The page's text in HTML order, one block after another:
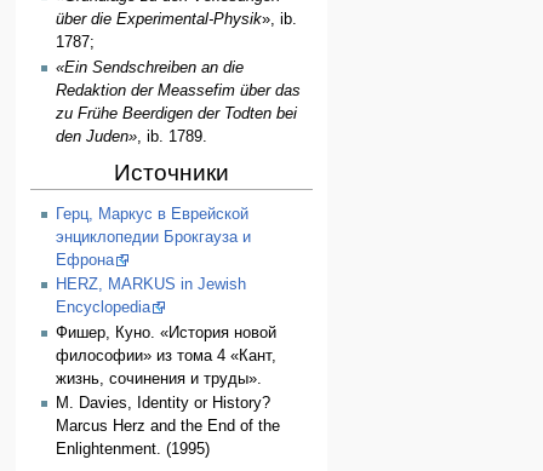
über die Experimental-Physik», ib.
1787;
«Ein Sendschreiben an die
Redaktion der Meassefim über das
zu Frühe Beerdigen der Todten bei
den Juden», ib. 1789.
Источники
Герц, Маркус в Еврейской
энциклопедии Брокгауза и
Ефрона
HERZ, MARKUS in Jewish
Encyclopedia
Фишер, Куно. «История новой
философии» из тома 4 «Кант,
жизнь, сoчинения и труды».
M. Davies, Identity or History?
Marcus Herz and the End of the
Enlightenment. (1995)